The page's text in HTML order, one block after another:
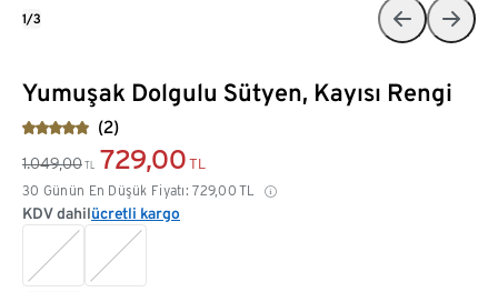
Yumuşak Dolgulu Sütyen, Kayısı Rengi
(2)
1.049,00 TL 729,00 TL
30 Günün En Düşük Fiyatı: 729,00 TL
KDV dahilücretli kargo
1/3